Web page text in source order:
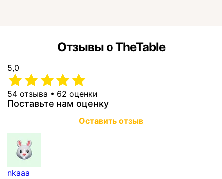
Отзывы о TheTable
5,0
54 отзыва • 62 оценки
Поставьте нам оценку
Оставить отзыв
nkaaa